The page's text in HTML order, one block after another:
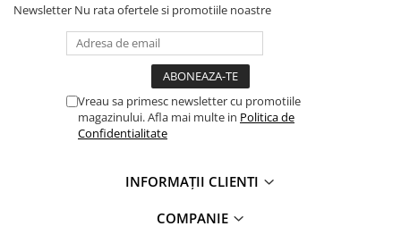
Newsletter Nu rata ofertele si promotiile noastre
Vreau sa primesc newsletter cu promotiile
magazinului. Afla mai multe in Politica de
Confidentialitate
INFORMAȚII CLIENTI
COMPANIE